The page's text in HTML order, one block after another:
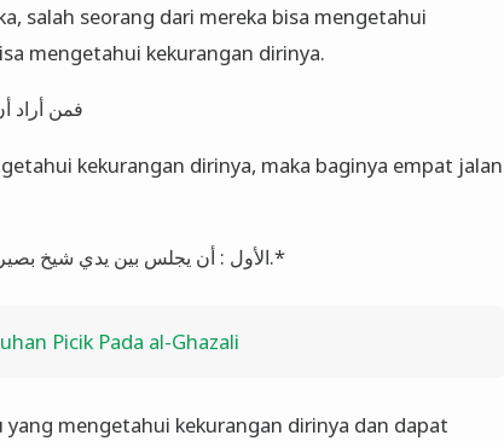
salah seorang dari mereka bisa mengetahui
mengetahui kekurangan dirinya.
فمن
kekurangan dirinya, maka baginya empat jalan
*الأول : أن يجلس بين يدي شيخ بصير بعيوب النفس، مطلع على خفايا الآفات.*
Picik Pada al-Ghazali
mengetahui kekurangan dirinya dan dapat